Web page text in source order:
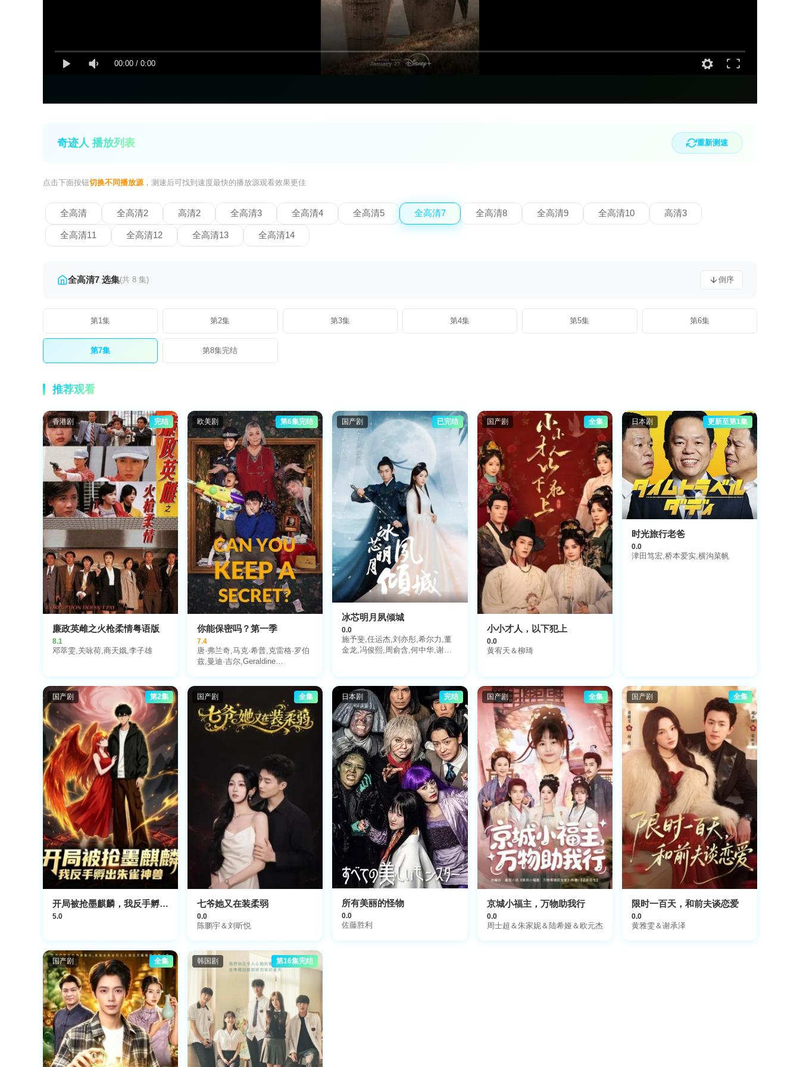
00:00 / 0:00
奇迹人 播放列表 重新测速
点击下面按钮切换不同播放源，测速后可找到速度最快的播放源观看效果更佳
全高清 全高清2 高清2 全高清3 全高清4 全高清5 全高清7 全高清8 全高清9 全高清10 高清3
全高清11 全高清12 全高清13 全高清14
全高清7 选集(共 8 集) 倒序
第1集 第2集 第3集 第4集 第5集 第6集
第7集 第8集完结
推荐观看
香港剧 完结
廉政英雌之火枪柔情粤语版
8.1
邓萃雯,关咏荷,商天娥,李子雄
欧美剧 第6集完结
你能保密吗？第一季
7.4
唐·弗兰奇,马克·希普,克雷格·罗伯
兹,曼迪·吉尔,Geraldine
格杰恩,肖拉·阿德乌斯,莫娜·古德
温,Adam Drake,Shivani Thussu,
伊恩·巴里特,Dhilan Miller,Rohan
Miller,保罗·梅休-阿切尔,Catherine
Skinner
国产剧 已完结
冰芯明月夙倾城
0.0
施予斐,任运杰,刘亦彤,希尔力,董
金龙,冯俊熙,周俞含,何中华,谢宁,
国产剧 全集
小小才人，以下犯上
0.0
黄宥天＆柳琦
日本剧 更新至第1集
时光旅行老爸
0.0
津田笃宏,桥本爱实,横沟菜帆
国产剧 第2集
开局被抢墨麒麟，我反手孵出朱雀神兽
5.0
国产剧 全集
七爷她又在装柔弱
0.0
陈鹏宇＆刘昕悦
日本剧 完结
所有美丽的怪物
0.0
佐藤胜利
国产剧 全集
京城小福主，万物助我行
0.0
周士超＆朱家妮＆陆希娅＆欧元杰
国产剧 全集
限时一百天，和前夫谈恋爱
0.0
黄雅雯＆谢承泽
国产剧 全集 韩国剧 第16集完结